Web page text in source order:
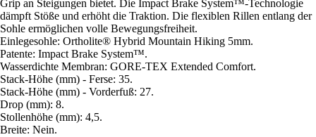
Grip an Steigungen bietet. Die Impact Brake System™-Technologie
dämpft Stöße und erhöht die Traktion. Die flexiblen Rillen entlang der
Sohle ermöglichen volle Bewegungsfreiheit.
Einlegesohle: Ortholite® Hybrid Mountain Hiking 5mm.
Patente: Impact Brake System™.
Wasserdichte Membran: GORE-TEX Extended Comfort.
Stack-Höhe (mm) - Ferse: 35.
Stack-Höhe (mm) - Vorderfuß: 27.
Drop (mm): 8.
Stollenhöhe (mm): 4,5.
Breite: Nein.